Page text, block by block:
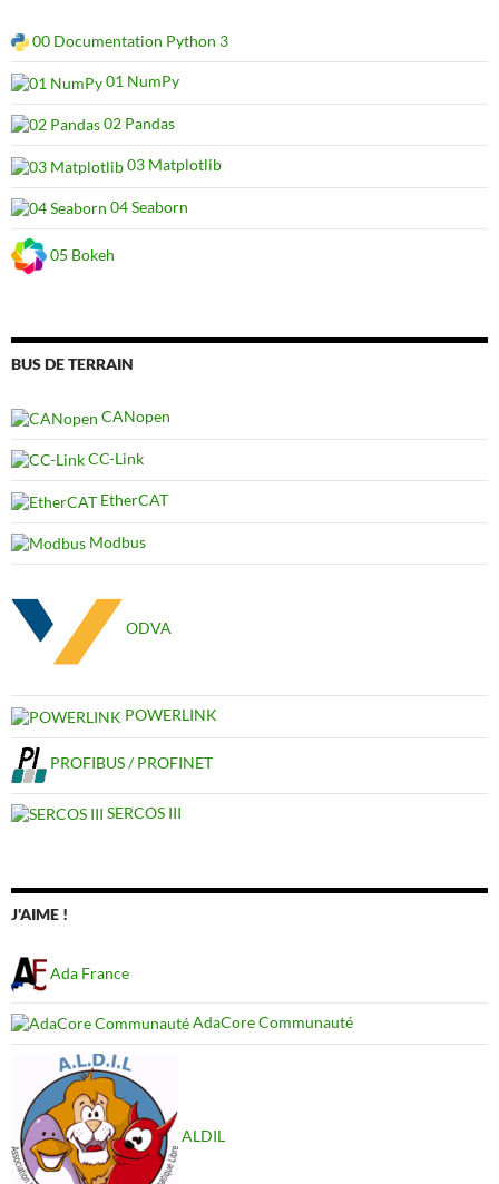
00 Documentation Python 3
01 NumPy
02 Pandas
03 Matplotlib
04 Seaborn
05 Bokeh
BUS DE TERRAIN
CANopen
CC-Link
EtherCAT
Modbus
ODVA
POWERLINK
PROFIBUS / PROFINET
SERCOS III
J'AIME !
Ada France
AdaCore Communauté
ALDIL